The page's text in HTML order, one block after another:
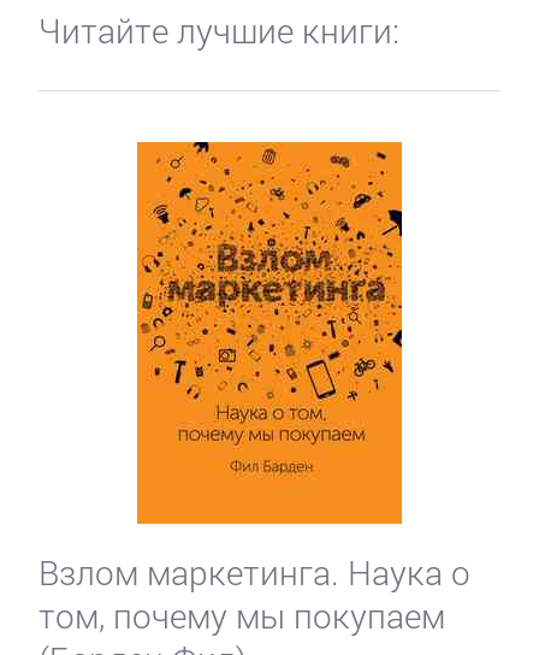
Читайте лучшие книги:
Взлом маркетинга. Наука о
том, почему мы покупаем